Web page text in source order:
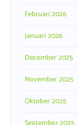
Februari 2026
Januari 2026
December 2025
November 2025
Oktober 2025